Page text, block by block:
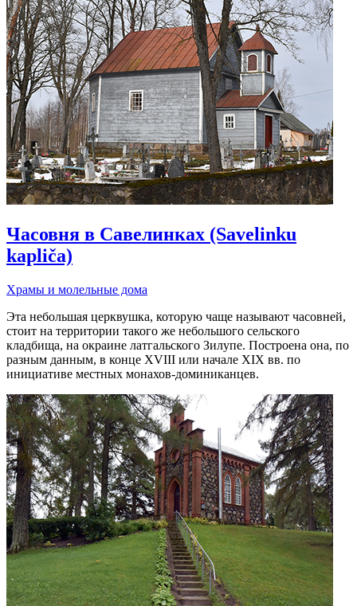
Часовня в Савелинках (Savelinku
kapliča)
Храмы и молельные дома
Эта небольшая церквушка, которую чаще называют часовней,
стоит на территории такого же небольшого сельского
кладбища, на окраине латгальского Зилупе. Построена она, по
разным данным, в конце XVIII или начале ХIX вв. по
инициативе местных монахов-доминиканцев.